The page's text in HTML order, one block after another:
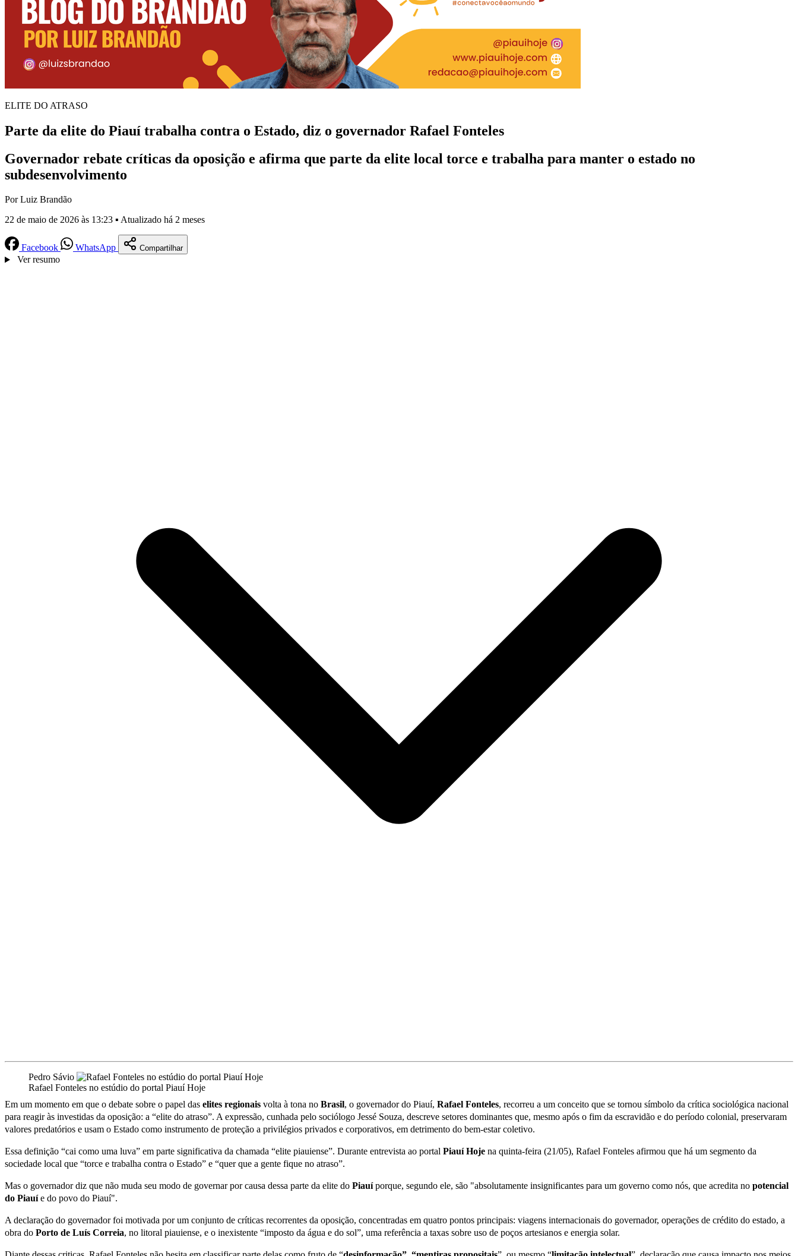
ELITE DO ATRASO
Parte da elite do Piauí trabalha contra o Estado, diz o governador Rafael Fonteles
Governador rebate críticas da oposição e afirma que parte da elite local torce e trabalha para manter o estado no
subdesenvolvimento
Por Luiz Brandão
22 de maio de 2026 às 13:23 ▪ Atualizado há 2 meses
Facebook WhatsApp Compartilhar
Ver resumo
Pedro Sávio
Rafael Fonteles no estúdio do portal Piauí Hoje
Em um momento em que o debate sobre o papel das elites regionais volta à tona no Brasil, o governador do Piauí, Rafael Fonteles, recorreu a um conceito que se tornou símbolo da crítica sociológica nacional
para reagir às investidas da oposição: a “elite do atraso”. A expressão, cunhada pelo sociólogo Jessé Souza, descreve setores dominantes que, mesmo após o fim da escravidão e do período colonial, preservaram
valores predatórios e usam o Estado como instrumento de proteção a privilégios privados e corporativos, em detrimento do bem-estar coletivo.
Essa definição “cai como uma luva” em parte significativa da chamada “elite piauiense”. Durante entrevista ao portal Piauí Hoje na quinta-feira (21/05), Rafael Fonteles afirmou que há um segmento da
sociedade local que “torce e trabalha contra o Estado” e “quer que a gente fique no atraso”.
Mas o governador diz que não muda seu modo de governar por causa dessa parte da elite do Piauíporque, segundo ele, são "absolutamente insignificantes para um governo como nós, que acredita no potencial
do Piauíe do povo do Piauí".
A declaração do governador foi motivada por um conjunto de críticas recorrentes da oposição, concentradas em quatro pontos principais: viagens internacionais do governador, operações de crédito do estado, a
obra do Porto de Luís Correia, no litoral piauiense, e o inexistente “imposto da água e do sol”, uma referência a taxas sobre uso de poços artesianos e energia solar.